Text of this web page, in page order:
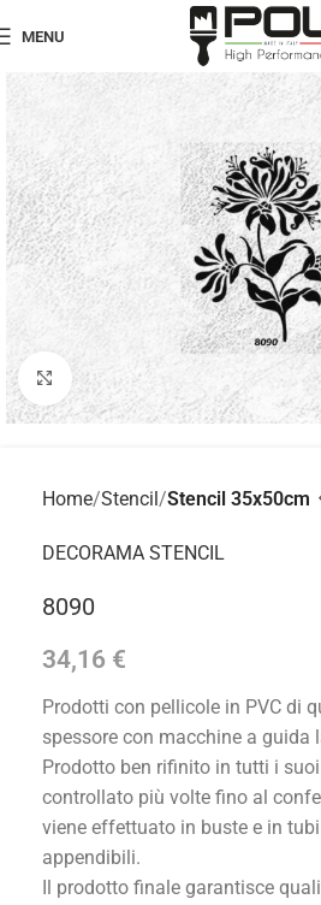
MENU
Click to enlarge
Home Stencil Stencil 35x50cm
DECORAMA STENCIL
8090
34,16 €
Prodotti con pellicole in PVC di
spessore con macchine a guida
Prodotto ben rifinito in tutti i
controllato più volte fino al
viene effettuato in buste e in
appendibili.
Il prodotto finale garantisce